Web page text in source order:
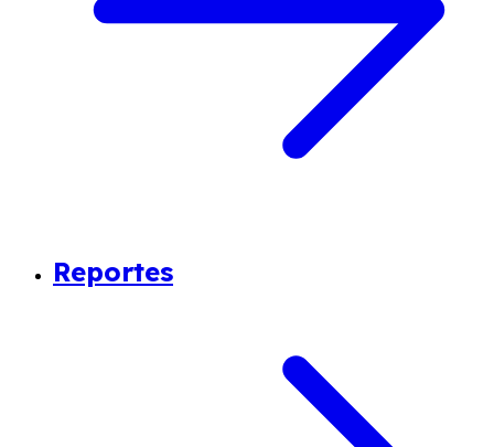
Reportes